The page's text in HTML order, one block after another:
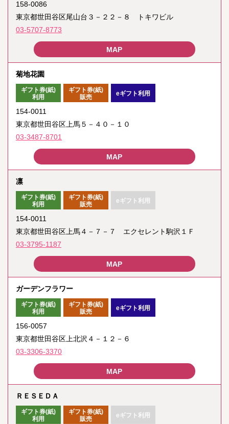
158-0086
東京都世田谷区尾山台３－２２－８ トキワビル
03-5707-8773
菊地花園
ギフト券(紙)
利用
ギフト券(紙)
販売
eギフト利用
154-0011
東京都世田谷区上馬５－４０－１０
03-3487-8701
凛
ギフト券(紙)
利用
ギフト券(紙)
販売
eギフト利用
154-0011
東京都世田谷区上馬４－７－７ エクセレント駒沢１Ｆ
03-3795-1187
ガーデンフラワー
ギフト券(紙)
利用
ギフト券(紙)
販売
eギフト利用
156-0057
東京都世田谷区上北沢４－１２－６
03-3306-3370
ＲＥＳＥＤＡ
ギフト券(紙)
利用
ギフト券(紙)
販売
eギフト利用